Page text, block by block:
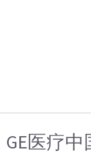
GE医疗中